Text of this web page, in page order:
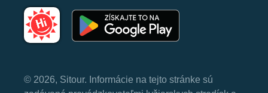
© 2026, Sitour. Informácie na tejto stránke sú